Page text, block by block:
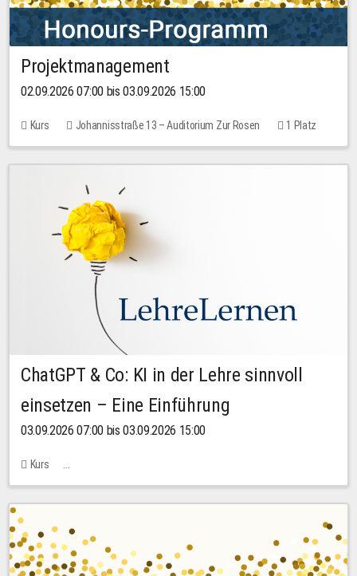
Projektmanagement
02.09.2026 07:00 bis 03.09.2026 15:00
Kurs Johannisstraße 13 – Auditorium Zur Rosen 1 Platz
ChatGPT & Co: KI in der Lehre sinnvoll
einsetzen – Eine Einführung
03.09.2026 07:00 bis 03.09.2026 15:00
Kurs
Bachstraße 18k - SR 102 (Seminarraum Servicestelle LehreLernen)